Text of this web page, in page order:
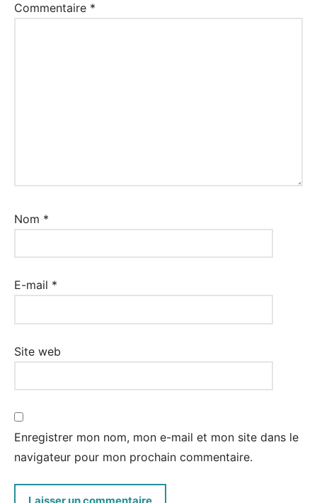
Commentaire *
Nom *
E-mail *
Site web
Enregistrer mon nom, mon e-mail et mon site dans le
navigateur pour mon prochain commentaire.